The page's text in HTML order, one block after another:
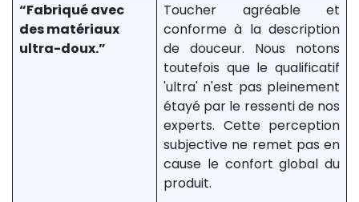
“Fabriqué avec
des matériaux
ultra-doux.”
Toucher agréable et
conforme à la description
de douceur. Nous notons
toutefois que le qualificatif
'ultra' n'est pas pleinement
étayé par le ressenti de nos
experts. Cette perception
subjective ne remet pas en
cause le confort global du
produit.